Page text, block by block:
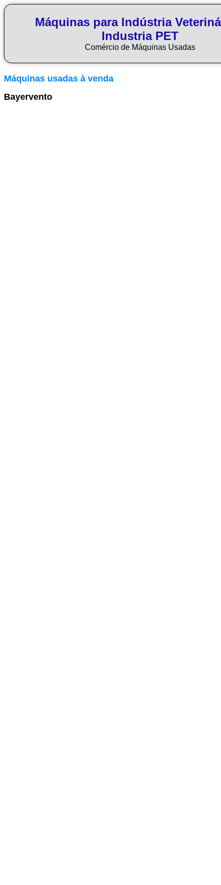
Máquinas para Indústria
Industria PET
Comércio de Máquinas Usadas
Máquinas usadas à venda
Bayervento